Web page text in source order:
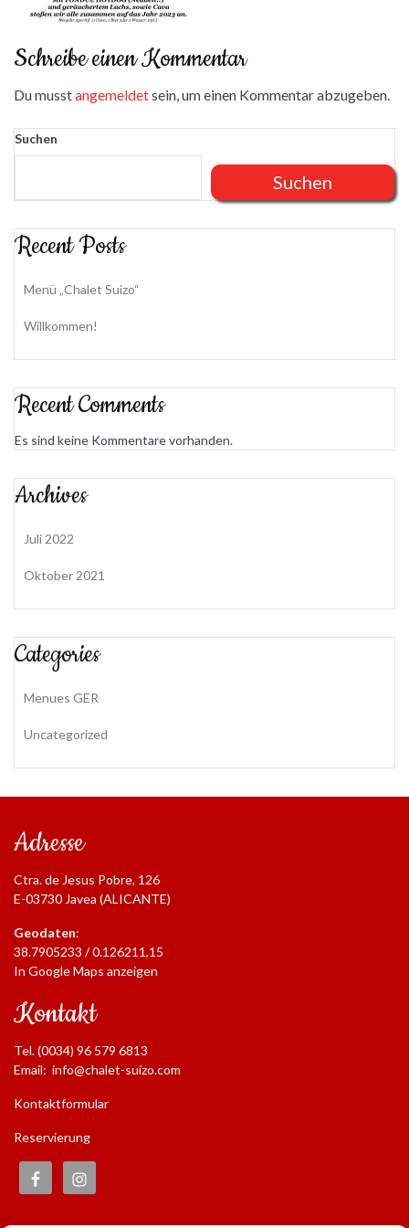
Schreibe einen Kommentar
Du musstangemeldetsein, um einen Kommentar abzugeben.
Suchen
Suchen
Recent Posts
Menü „Chalet Suizo“
Willkommen!
Recent Comments
Es sind keine Kommentare vorhanden.
Archives
Juli 2022
Oktober 2021
Categories
Menues GER
Uncategorized
Adresse
Ctra. de Jesus Pobre, 126
E-03730 Javea (ALICANTE)
Geodaten:
38.7905233 / 0.126211,15
In Google Maps anzeigen
Kontakt
Tel. (0034) 96 579 6813
Email: info@chalet-suizo.com
Kontaktformular
Reservierung